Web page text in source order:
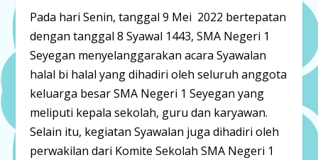
Pada hari Senin, tanggal 9 Mei 2022 bertepatan
dengan tanggal 8 Syawal 1443, SMA Negeri 1
Seyegan menyelanggarakan acara Syawalan
halal bi halal yang dihadiri oleh seluruh anggota
keluarga besar SMA Negeri 1 Seyegan yang
meliputi kepala sekolah, guru dan karyawan.
Selain itu, kegiatan Syawalan juga dihadiri oleh
perwakilan dari Komite Sekolah SMA Negeri 1